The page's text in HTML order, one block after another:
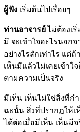
ผู้ฟัง เริ่มต้นไปเรื่อยๆ
ท่านอาจารย์ไม่ต้องเริ่
มี จะเข้าใจอะไรนอก
อย่างไรสักเท่าไร แต่ถ้
เห็นมีแล้วไม่เคยเข้าใ
ตามความเป็นจริง
มีเห็น เห็นไม่ใช่สิ่งที่ก
ฉะนั้น สิ่งที่ปรากฏให้เ
ได้ต่อเมื่อมีเห็น เห็นมีจ